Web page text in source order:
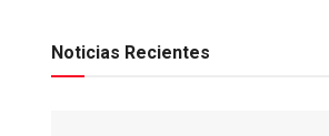
Noticias Recientes